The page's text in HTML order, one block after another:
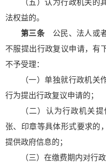
（五）认为行政机关的
法权益的。
第三条公民、法人或者
不服提出行政复议申请，有
不予受理：
（一）单独就行政机关
行为提出行政复议申请的；
（二）认为行政机关
张、印章等具体形式要求的
提供政府信息的；
（三）在缴费期内对行